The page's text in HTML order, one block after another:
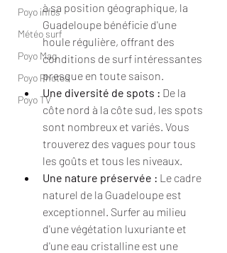
Poyo infos
Météo surf
Poyo Mag
Poyo Photos
Poyo TV
à sa position géographique, la
Guadeloupe bénéficie d'une
houle régulière, offrant des
conditions de surf intéressantes
presque en toute saison.
Une diversité de spots : De la
côte nord à la côte sud, les spots
sont nombreux et variés. Vous
trouverez des vagues pour tous
les goûts et tous les niveaux.
Une nature préservée : Le cadre
naturel de la Guadeloupe est
exceptionnel. Surfer au milieu
d'une végétation luxuriante et
d'une eau cristalline est une